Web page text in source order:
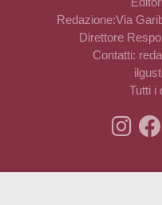
Redazione:Via
Direttore
Contatti:
Tutti i